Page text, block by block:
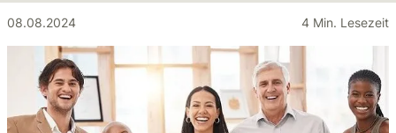
08.08.2024 4 Min. Lesezeit